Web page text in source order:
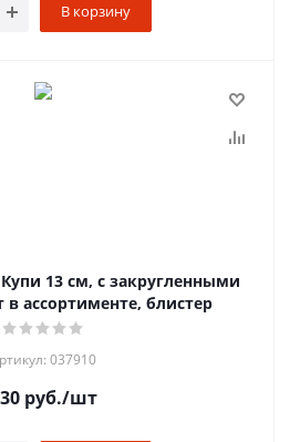
В корзину
закругленными
ассортименте, блистер
037910
руб./шт